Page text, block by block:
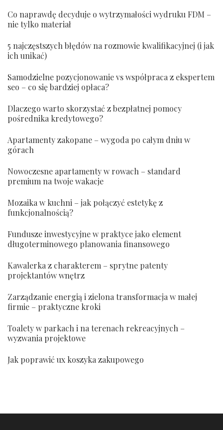
Co naprawdę decyduje o wytrzymałości wydruku FDM –
nie tylko materiał
5 najczęstszych błędów na rozmowie kwalifikacyjnej (i jak
ich unikać)
Samodzielne pozycjonowanie vs współpraca z ekspertem
seo – co się bardziej opłaca?
Dlaczego warto skorzystać z bezpłatnej pomocy
pośrednika kredytowego?
Apartamenty zakopane – wygoda po całym dniu w
górach
Nowoczesne apartamenty w rowach – standard
premium na twoje wakacje
Mozaika w kuchni – jak połączyć estetykę z
funkcjonalnością?
Fundusze inwestycyjne w praktyce jako element
długoterminowego planowania finansowego
Kawalerka z charakterem – sprytne patenty
projektantów wnętrz
Zarządzanie energią i zielona transformacja w małej
firmie – praktyczne kroki
Toalety w parkach i na terenach rekreacyjnych –
wyzwania projektowe
Jak poprawić ux koszyka zakupowego